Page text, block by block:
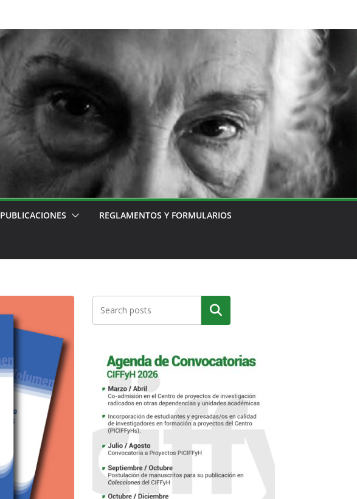
PUBLICACIONES REGLAMENTOS Y FORMULARIOS
Buscar